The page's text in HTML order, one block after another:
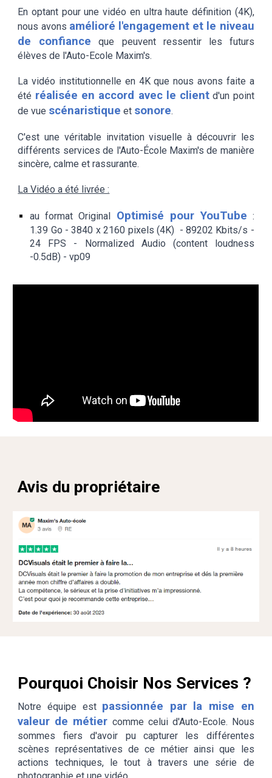
En optant pour une vidéo en ultra haute définition (4K),
nous avons amélioré l'engagement et le niveau
de confiance que peuvent ressentir les futurs
élèves de l'Auto-Ecole Maxim's.
La vidéo institutionnelle en 4K que nous avons faite a
été réalisée en accord avec le client d'un point
de vue scénaristique et sonore.
C'est une véritable invitation visuelle à découvrir les
différents services de l'Auto-École Maxim's de manière
sincère, calme et rassurante.
La Vidéo a été livrée :
au format Original Optimisé pour YouTube :
1.39 Go - 3840 x 2160 pixels (4K) - 89202 Kbits/s -
24 FPS - Normalized Audio (content loudness
-0.5dB) - vp09
Avis du propriétaire
Pourquoi Choisir Nos Services ?
Notre équipe est passionnée par la mise en
valeur de métier comme celui d'Auto-Ecole. Nous
sommes fiersd'avoir pu capturer les différentes
scènes représentatives de ce métier ainsi que les
actions techniques, le tout à traversune série de